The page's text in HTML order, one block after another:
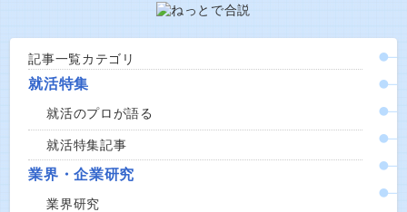
記事一覧カテゴリ
就活特集
就活のプロが語る
就活特集記事
業界・企業研究
業界研究